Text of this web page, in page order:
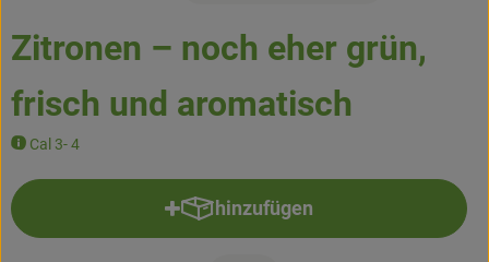
Großgebinde
Über uns
Zitronen – noch eher grün,
frisch und aromatisch
Cal 3- 4
hinzufügen
Produkt zum Warenkorb